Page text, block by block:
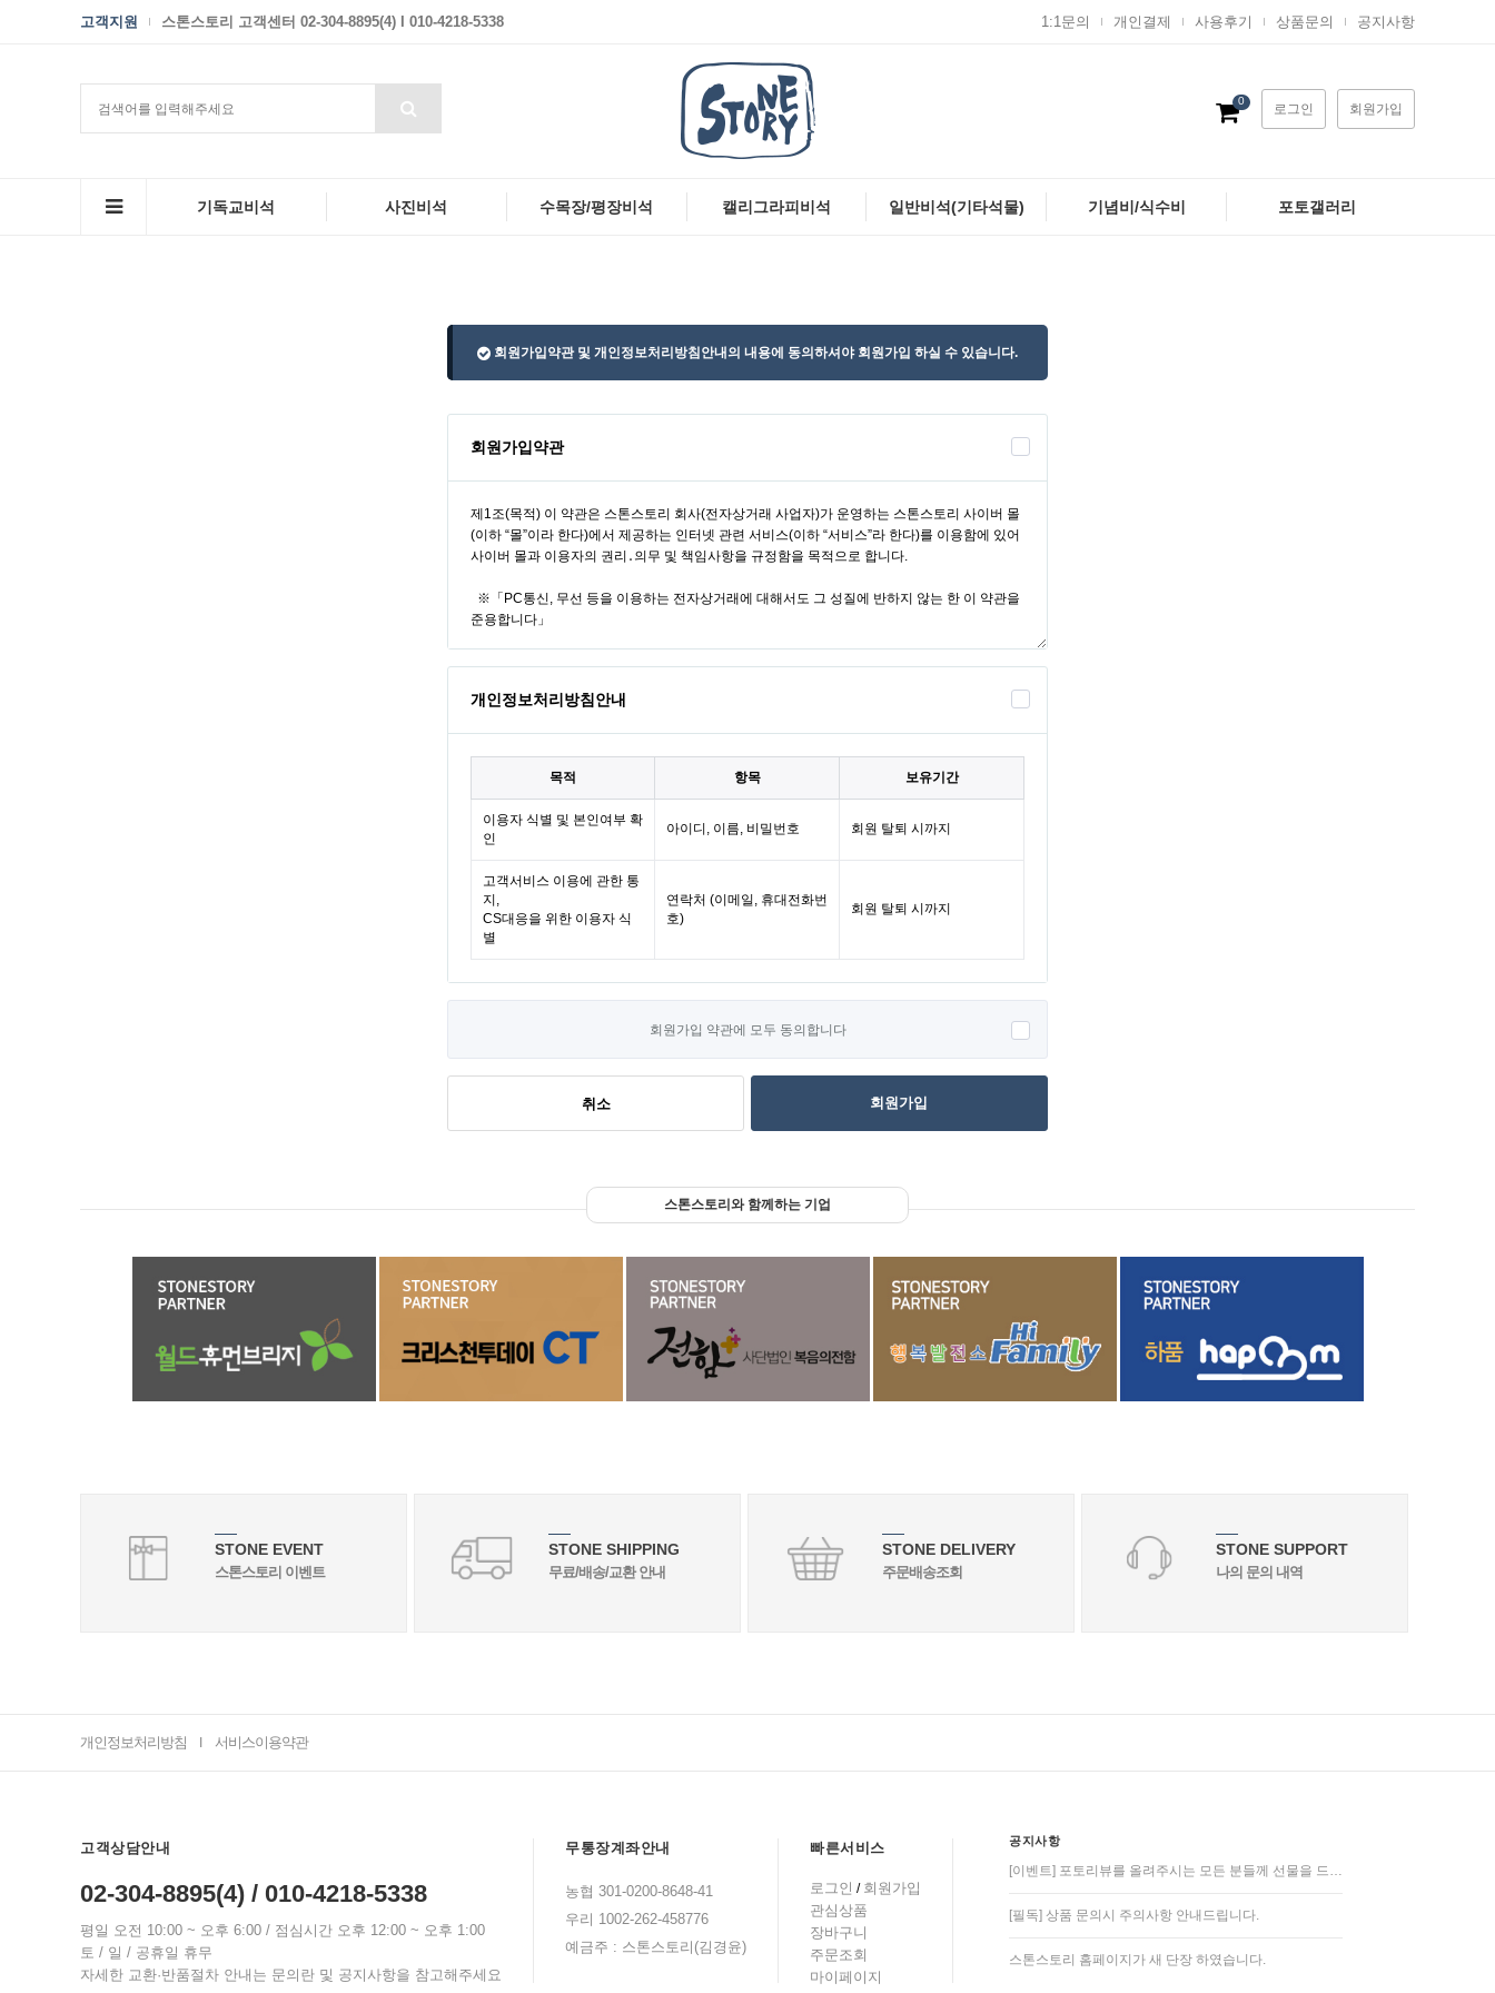
고객지원 스톤스토리 고객센터 02-304-8895(4) I 010-4218-5338 1:1문의 개인결제 사용후기 상품문의 공지사항
0
로그인 회원가입
기독교비석 사진비석 수목장/평장비석 캘리그라피비석 일반비석(기타석물) 기념비/식수비 포토갤러리
회원가입약관 및 개인정보처리방침안내의 내용에 동의하셔야 회원가입 하실 수 있습니다.
회원가입약관
개인정보처리방침안내
목적 항목 보유기간
이용자 식별 및 본인여부 확
인
아이디, 이름, 비밀번호 회원 탈퇴 시까지
고객서비스 이용에 관한 통
지,
CS대응을 위한 이용자 식
별
연락처 (이메일, 휴대전화번
호)
회원 탈퇴 시까지
회원가입 약관에 모두 동의합니다
취소 회원가입
스톤스토리와 함께하는 기업
STONE EVENT
스톤스토리 이벤트
STONE SHIPPING
무료/배송/교환 안내
STONE DELIVERY
주문배송조회
STONE SUPPORT
나의 문의 내역
개인정보처리방침 I 서비스이용약관
고객상담안내
02-304-8895(4) / 010-4218-5338
평일 오전 10:00 ~ 오후 6:00 / 점심시간 오후 12:00 ~ 오후 1:00
토 / 일 / 공휴일 휴무
자세한 교환·반품절차 안내는 문의란 및 공지사항을 참고해주세요
무통장계좌안내
농협 301-0200-8648-41
우리 1002-262-458776
예금주 : 스톤스토리(김경윤)
빠른서비스
로그인 / 회원가입
관심상품
장바구니
주문조회
마이페이지
공지사항
[이벤트] 포토리뷰를 올려주시는 모든 분들께 선물을 드…
[필독] 상품 문의시 주의사항 안내드립니다.
스톤스토리 홈페이지가 새 단장 하였습니다.